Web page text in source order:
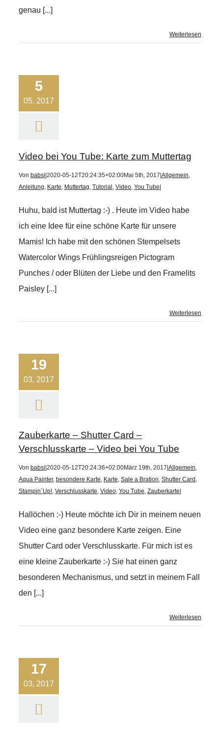
genau [...]
Weiterlesen
5
05, 2017
Video bei You Tube: Karte zum Muttertag
Von babsi 2020-05-12T20:24:35+02:00Mai 5th, 2017 Allgemein,
Anleitung, Karte, Muttertag, Tutorial , Video, You Tube
Huhu, bald ist Muttertag :-) . Heute im Video habe
ich eine Idee für eine schöne Karte für unsere
Mamis! Ich habe mit den schönen Stempelsets
Watercolor Wings Frühlingsreigen Pictogram
Punches / oder Blüten der Liebe und den Framelits
Paisley [...]
Weiterlesen
19
03, 2017
Zauberkarte – Shutter Card –
Verschlusskarte – Video bei You Tube
Von babsi 2020-05-12T20:24:36+02:00März 19th, 2017 Allgemein,
Aqua Painter, besondere Karte, Karte, Sale a Bration, Shutter Card ,
Stampin´Up!, Verschlusskarte, Video, You Tube, Zauberkarte
Hallöchen :-) Heute möchte ich Dir in meinem neuen
Video eine ganz besondere Karte zeigen. Eine
Shutter Card oder Verschlusskarte. Für mich ist es
eine kleine Zauberkarte :-) Sie hat einen ganz
besonderen Mechanismus, und setzt in meinem Fall
den [...]
Weiterlesen
17
03, 2017